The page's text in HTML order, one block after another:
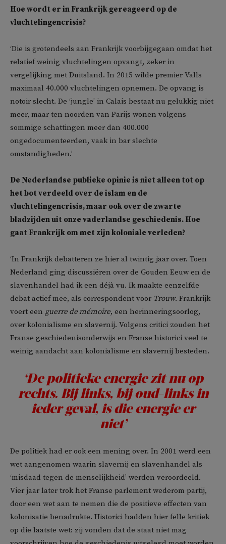
Hoe wordt er in Frankrijk gereageerd op de
vluchtelingencrisis?
‘Die is grotendeels aan Frankrijk voorbijgegaan omdat het
relatief weinig vluchtelingen opvangt, zeker in
vergelijking met Duitsland. In 2015 wilde premier Valls
maximaal 40.000 vluchtelingen opnemen. De opvang is
notoir slecht. De ‘jungle’ in Calais bestaat nu gelukkig niet
meer, maar ten noorden van Parijs wonen volgens
sommige schattingen meer dan 400.000
ongedocumenteerden, vaak in bar slechte
omstandigheden.’
De Nederlandse publieke opinie is niet alleen tot op
het bot verdeeld over de islam en de
vluchtelingencrisis, maar ook over de zwarte
bladzijden uit onze vaderlandse geschiedenis. Hoe
gaat Frankrijk om met zijn koloniale verleden?
‘In Frankrijk debatteren ze hier al twintig jaar over. Toen
Nederland ging discussiëren over de Gouden Eeuw en de
slavenhandel had ik een déjà vu. Ik maakte eenzelfde
debat actief mee, als correspondent voor Trouw. Frankrijk
voert een guerre de mémoire, een herinneringsoorlog,
over kolonialisme en slavernij. Volgens critici zouden het
Franse geschiedenisonderwijs en Franse historici veel te
weinig aandacht aan kolonialisme en slavernij besteden.
‘De politieke energie zit nu op
rechts. Bij links, bij oud-links in
ieder geval, is die energie er
niet’
De politiek had er ook een mening over. In 2001 werd een
wet aangenomen waarin slavernij en slavenhandel als
‘misdaad tegen de menselijkheid’ werden veroordeeld.
Vier jaar later trok het Franse parlement wederom partij,
door een wet aan te nemen die de positieve effecten van
kolonisatie benadrukte. Historici hadden hier felle kritiek
op die laatste wet: zij vonden dat de staat niet mag